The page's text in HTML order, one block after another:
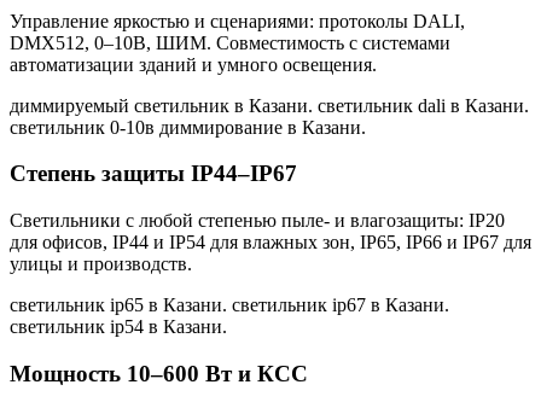
Управление яркостью и сценариями: протоколы DALI,
DMX512, 0–10В, ШИМ. Совместимость с системами
автоматизации зданий и умного освещения.
диммируемый светильник в Казани. светильник dali в Казани.
светильник 0-10в диммирование в Казани.
Степень защиты IP44–IP67
Светильники с любой степенью пыле- и влагозащиты: IP20
для офисов, IP44 и IP54 для влажных зон, IP65, IP66 и IP67 для
улицы и производств.
светильник ip65 в Казани. светильник ip67 в Казани.
светильник ip54 в Казани.
Мощность 10–600 Вт и КСС